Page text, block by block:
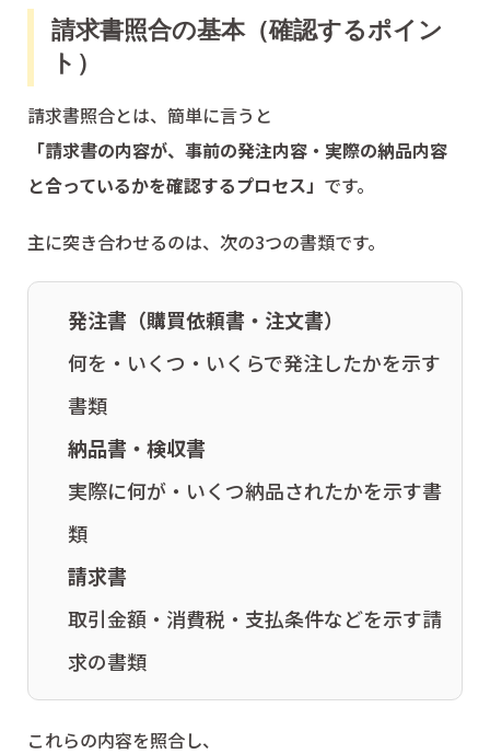
請求書照合の基本（確認するポイン
ト）
請求書照合とは、簡単に言うと
「請求書の内容が、事前の発注内容・実際の納品内容
と合っているかを確認するプロセス」 です。
主に突き合わせるのは、次の3つの書類です。
発注書（購買依頼書・注文書）
何を・いくつ・いくらで発注したかを示す
書類
納品書・検収書
実際に何が・いくつ納品されたかを示す書
類
請求書
取引金額・消費税・支払条件などを示す請
求の書類
これらの内容を照合し、